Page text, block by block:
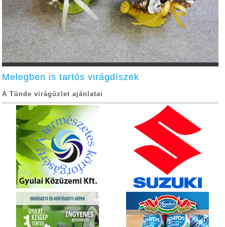
Melegben is tartós virágdíszek
A Tünde virágüzlet ajánlatai